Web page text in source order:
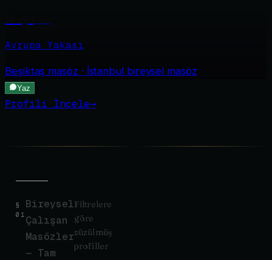
Avrupa Yakası
Beşiktaş masöz · İstanbul bireysel masöz
Yaz
Profili İncele→
§
01
Bireysel
Çalışan
Masözler
— Tam
Filtrelere
göre
süzülmüş
profiller